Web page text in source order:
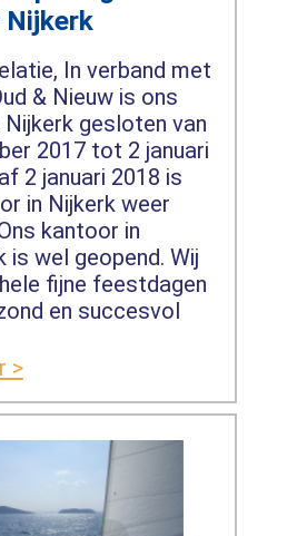
Nijkerk
In verband met
& Nieuw is ons
gesloten van
2017 tot 2 januari
2 januari 2018 is
in Nijkerk weer
kantoor in
is wel geopend. Wij
fijne feestdagen
en succesvol
>